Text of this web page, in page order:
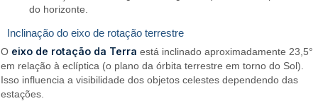
do horizonte.
Inclinação do eixo de rotação terrestre
O eixo de rotação da Terra está inclinado aproximadamente 23,5°
em relação à eclíptica (o plano da órbita terrestre em torno do Sol).
Isso influencia a visibilidade dos objetos celestes dependendo das
estações.